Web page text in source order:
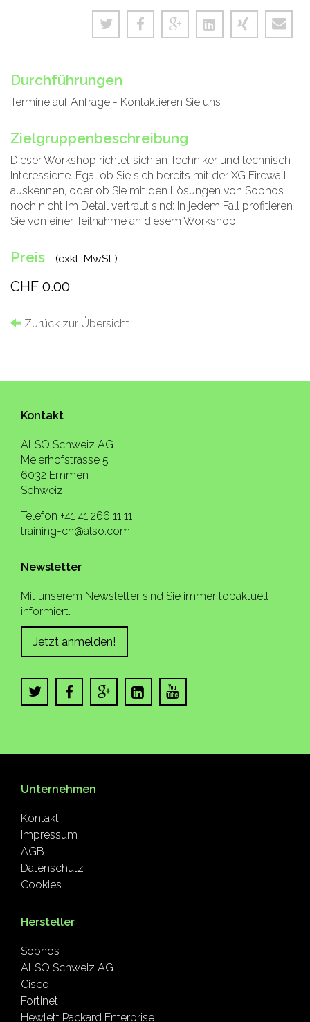
Durchführungen
Termine auf Anfrage - Kontaktieren Sie uns
Zielgruppenbeschreibung
Dieser Workshop richtet sich an Techniker und technisch
Interessierte. Egal ob Sie sich bereits mit der XG Firewall
auskennen, oder ob Sie mit den Lösungen von Sophos
noch nicht im Detail vertraut sind: In jedem Fall profitieren
Sie von einer Teilnahme an diesem Workshop.
Preis (exkl. MwSt.)
CHF 0.00
Zurück zur Übersicht
Kontakt
ALSO Schweiz AG
Meierhofstrasse 5
6032 Emmen
Schweiz
Telefon +41 41 266 11 11
training-ch@also.com
Newsletter
Mit unserem Newsletter sind Sie immer topaktuell
informiert.
Jetzt anmelden!
Unternehmen
Kontakt
Impressum
AGB
Datenschutz
Cookies
Hersteller
Sophos
ALSO Schweiz AG
Cisco
Fortinet
Hewlett Packard Enterprise